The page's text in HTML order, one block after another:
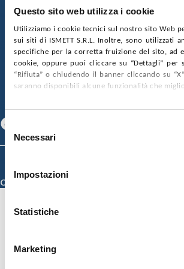
Questo sito web utilizza i cookie
Utilizziamo i cookie tecnici sul nostro sito Web
sui siti di ISMETT S.R.L. Inoltre, sono utilizzati
specifiche per la corretta fruizione del sito, ad
cookie, oppure puoi cliccare su “Dettagli” per
“Rifiuta” o chiudendo il banner cliccando su
saranno disponibili alcune funzionalità che
Selezione
delNecessari
Impostazioni
Statistiche
Marketing
nr. REA PA-201818 P.I. 04544550827
SOCIETÀ TRASPARENTE
GARE E CONTRATTIPRIVACY
SOSTIENICIMAPPA DEL SITO
CONTATTI
Specializzazione)
Credits